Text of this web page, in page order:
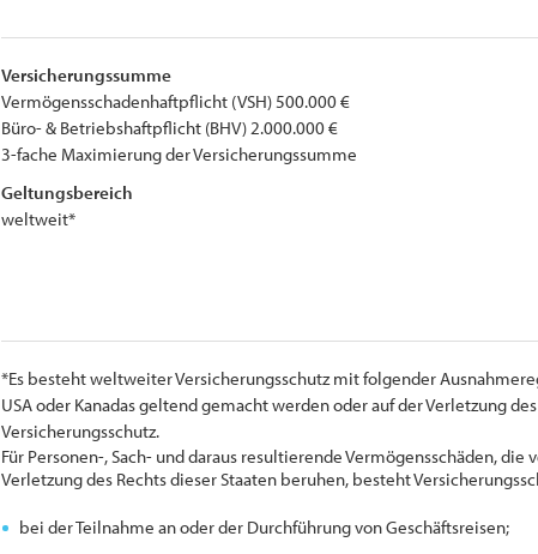
Versicherungssumme
Vermögensschadenhaftpflicht (VSH) 500.000 €
Büro- & Betriebshaftpflicht (BHV) 2.000.000 €
3-fache Maximierung der Versicherungssumme
Geltungsbereich
weltweit*
*Es besteht weltweiter Versicherungsschutz mit folgender
USA oder Kanadas geltend gemacht werden oder auf der Verletzung
Versicherungsschutz.
Für Personen-, Sach- und daraus resultierende Vermögensschäden,
Verletzung des Rechts dieser Staaten beruhen, besteht
bei der Teilnahme an oder der Durchführung von Geschäftsreisen;